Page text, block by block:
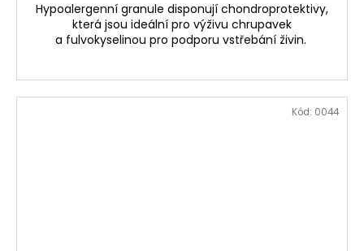
Hypoalergenní granule disponují chondroprotektivy,
která jsou ideální pro výživu chrupavek
a fulvokyselinou pro podporu vstřebání živin.
Kód: 0044